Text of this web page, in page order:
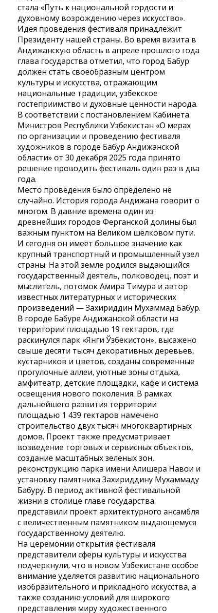
стала «Путь к национальной гордости и
духовному возрождению через искусство».
Идея проведения фестиваля принадлежит
Президенту нашей страны. Во время визита в
Андижанскую область в апреле прошлого года
глава государства отметил, что город Бабур
должен стать своеобразным центром
культуры и искусства, отражающим
национальные традиции, узбекское
гостеприимство и духовные ценности народа.
В соответствии с постановлением Кабинета
Министров Республики Узбекистан «О мерах
по организации и проведению фестиваля
художников в городе Бабур Андижанской
области» от 30 декабря 2025 года принято
решение проводить фестиваль один раз в два
года.
Место проведения было определено не
случайно. История города Андижана говорит о
многом. В давние времена один из
древнейших городов Ферганской долины был
важным пунктом на Великом шелковом пути.
И сегодня он имеет большое значение как
крупный транспортный и промышленный узел
страны. На этой земле родился выдающийся
государственный деятель, полководец, поэт и
мыслитель, потомок Амира Тимура и автор
известных литературных и исторических
произведений — Захириддин Мухаммад Бабур.
В городе Бабуре Андижанской области на
территории площадью 19 гектаров, где
раскинулся парк «Янги Ўзбекистон», высажено
свыше десяти тысяч декоративных деревьев,
кустарников и цветов, созданы современные
прогулочные аллеи, уютные зоны отдыха,
амфитеатр, детские площадки, кафе и система
освещения нового поколения. В рамках
дальнейшего развития территории
площадью 1 439 гектаров намечено
строительство двух тысяч многоквартирных
домов. Проект также предусматривает
возведение торговых и сервисных объектов,
создание масштабных зеленых зон,
реконструкцию парка имени Алишера Навои и
установку памятника Захириддину Мухаммаду
Бабуру. В период активной фестивальной
жизни в столице главе государства
представили проект архитектурного ансамбля
с величественным памятником выдающемуся
государственному деятелю.
На церемонии открытия фестиваля
представители сферы культуры и искусства
подчеркнули, что в новом Узбекистане особое
внимание уделяется развитию национального
изобразительного и прикладного искусства, а
также созданию условий для широкого
представления миру художественного